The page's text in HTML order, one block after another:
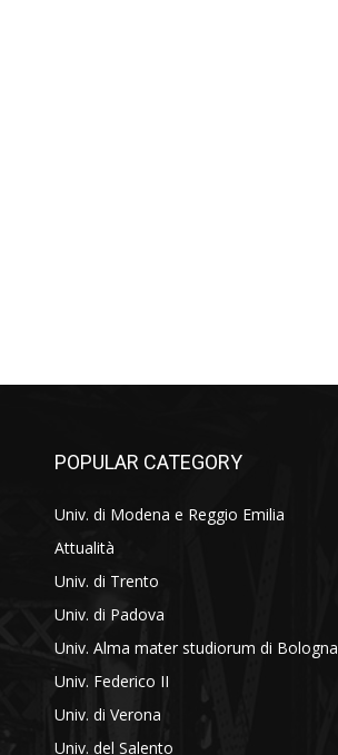
POPULAR CATEGORY
Univ. di Modena e Reggio Emilia
Attualità
Univ. di Trento
Univ. di Padova
Univ. Alma mater studiorum di Bologna
Univ. Federico II
Univ. di Verona
Univ. del Salento